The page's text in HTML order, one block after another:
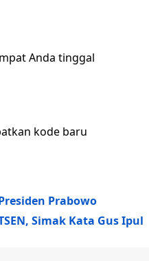
Anda tinggal
kode baru
Prabowo
Simak Kata Gus Ipul